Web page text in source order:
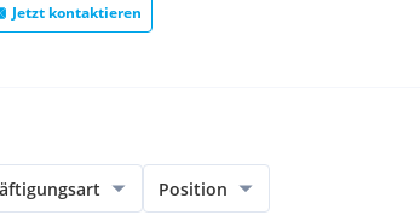
Jetzt kontaktieren
Position